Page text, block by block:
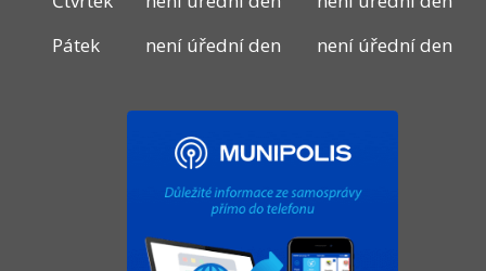
Pátek
není úřední den není úřední den